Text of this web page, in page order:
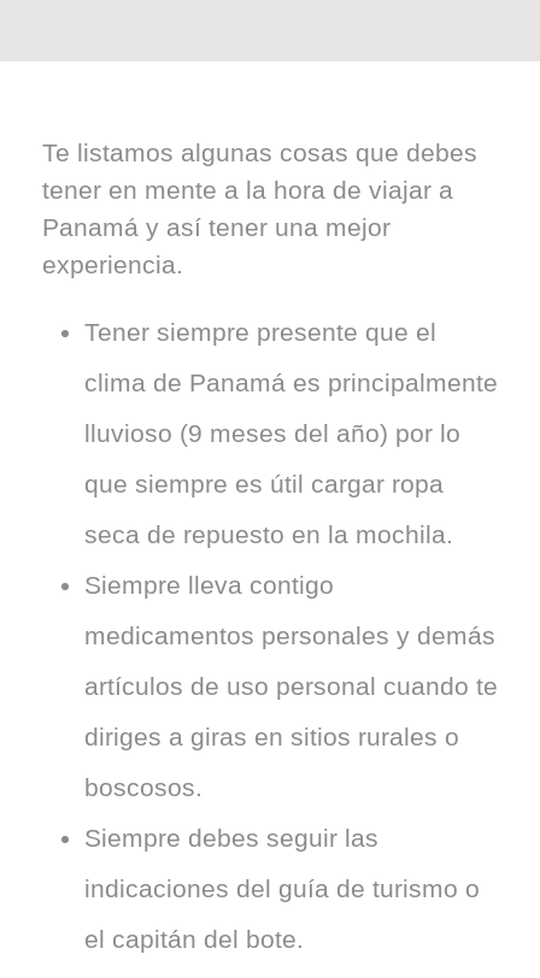
Te listamos algunas cosas que debes
tener en mente a la hora de viajar a
Panamá y así tener una mejor
experiencia.
Tener siempre presente que el
clima de Panamá es principalmente
lluvioso (9 meses del año) por lo
que siempre es útil cargar ropa
seca de repuesto en la mochila.
Siempre lleva contigo
medicamentos personales y demás
artículos de uso personal cuando te
diriges a giras en sitios rurales o
boscosos.
Siempre debes seguir las
indicaciones del guía de turismo o
el capitán del bote.